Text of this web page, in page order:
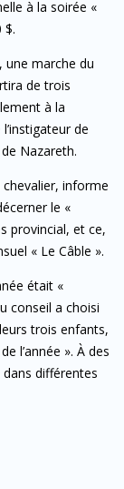
à la soirée «
$.
une marche du
de trois
à la
de
Nazareth.
informe
le «
provincial, et ce,
« Le Câble ».
était «
conseil a choisi
trois enfants,
l’année ». À des
différentes